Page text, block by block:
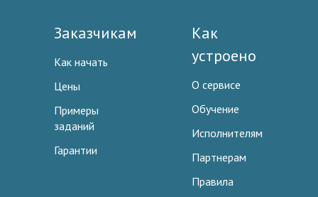
Заказчикам
Как начать
Цены
Примеры
заданий
Гарантии
Как
устроено
О сервисе
Обучение
Исполнителям
Партнерам
Правила